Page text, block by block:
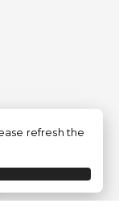
refresh the